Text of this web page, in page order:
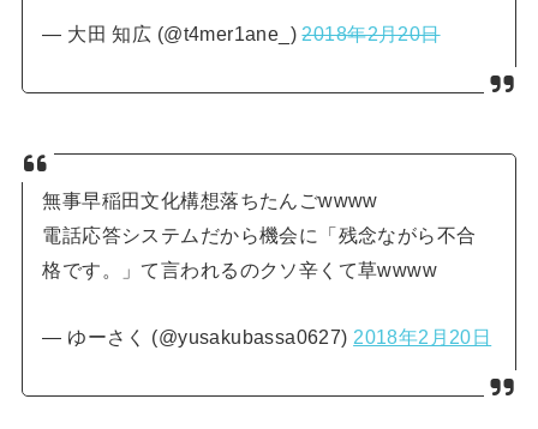
— 大田 知広 (@t4mer1ane_)2018年2月20日
無事早稲田文化構想落ちたんごwwww
電話応答システムだから機会に「残念ながら不合
格です。」て言われるのクソ辛くて草wwww
— ゆーさく (@yusakubassa0627) 2018年2月20日